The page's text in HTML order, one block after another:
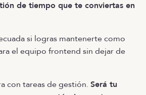
de tiempo que te conviertas en
si logras mantenerte como
el equipo frontend sin dejar de
con tareas de gestión. Será tu